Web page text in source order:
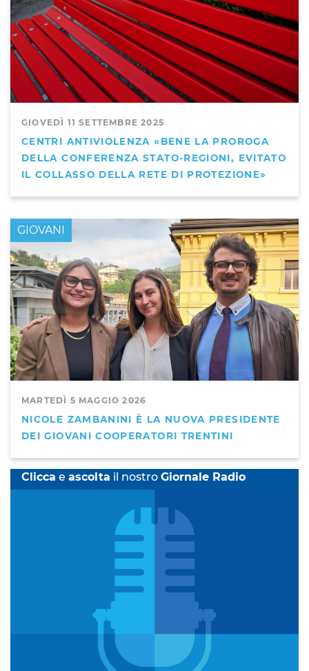
GIOVEDÌ 11 SETTEMBRE 2025
CENTRI ANTIVIOLENZA «BENE LA PROROGA
DELLA CONFERENZA STATO-REGIONI, EVITATO
IL COLLASSO DELLA RETE DI PROTEZIONE»
MARTEDÌ 5 MAGGIO 2026
NICOLE ZAMBANINI È LA NUOVA PRESIDENTE
DEI GIOVANI COOPERATORI TRENTINI
GIOVANI
Clicca e ascolta il nostro Giornale Radio